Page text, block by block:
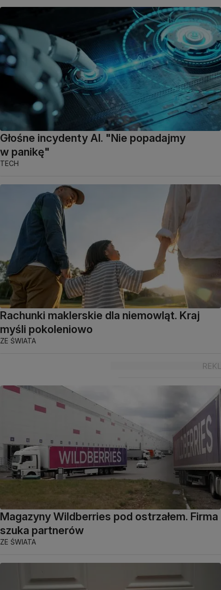
Głośne incydenty AI. "Nie popadajmy
w panikę"
TECH
Rachunki maklerskie dla niemowląt. Kraj
myśli pokoleniowo
ZE ŚWIATA
Magazyny Wildberries pod ostrzałem. Firma
szuka partnerów
ZE ŚWIATA